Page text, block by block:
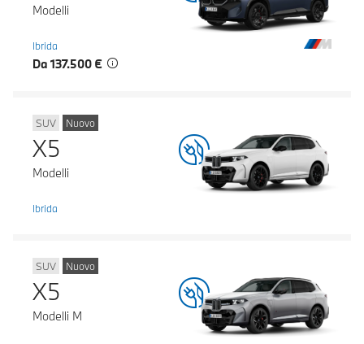
Modelli
Ibrida
Da 137.500 €
SUV Nuovo
X5
Modelli
Ibrida
SUV Nuovo
X5
Modelli M